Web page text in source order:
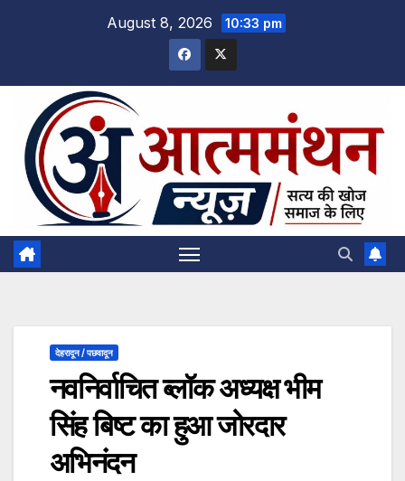
August 8, 2026 10:33 pm
देहरादून / पछवादून
नवनिर्वाचित ब्लॉक अध्यक्ष भीम
सिंह बिष्ट का हुआ जोरदार
अभिनंदन